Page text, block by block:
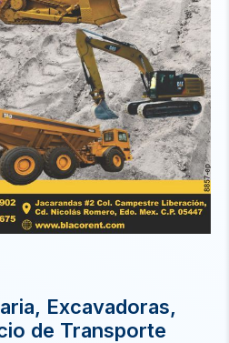
Excavadoras,
de Transporte